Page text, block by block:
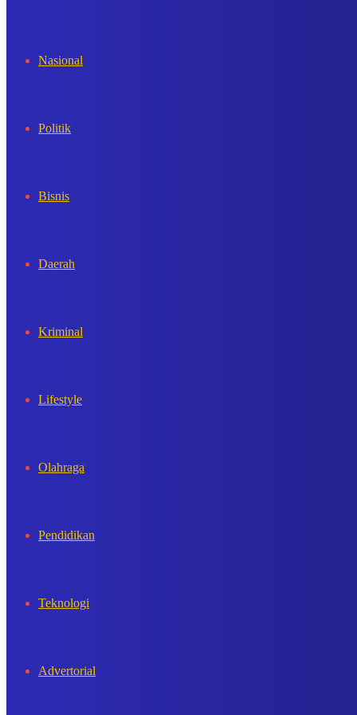
Nasional
Politik
Bisnis
Daerah
Kriminal
Lifestyle
Olahraga
Pendidikan
Teknologi
Advertorial